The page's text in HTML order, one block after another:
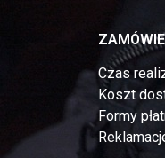
Czas
Koszt
Formy